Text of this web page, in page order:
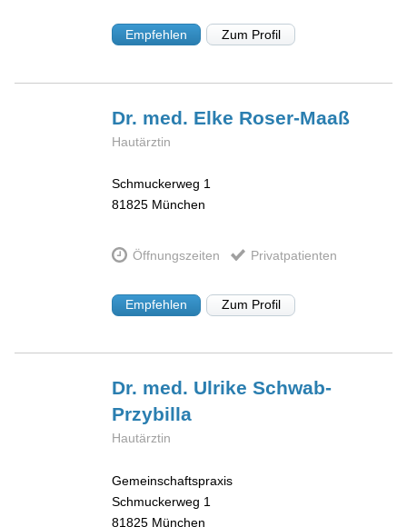
Empfehlen Zum Profil
Dr. med. Elke Roser-Maaß
Hautärztin
Schmuckerweg 1
81825 München
Öffnungszeiten Privatpatienten
Empfehlen Zum Profil
Dr. med. UlrikeSchwab-
Przybilla
Hautärztin
Gemeinschaftspraxis
Schmuckerweg 1
81825 München